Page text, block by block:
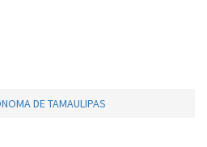
DE TAMAULIPAS